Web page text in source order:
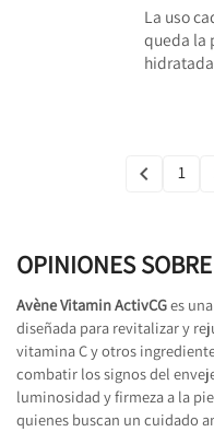
La uso
queda la
 1
OPINIONES
Avène Vitamin ActivCGes
diseñada para revitalizar y
vitamina C y otros
combatir los signos del
luminosidad y firmeza a la
quienes buscan un cuidado